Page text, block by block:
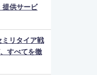
提供サービ
リタイア戦
すべてを徹